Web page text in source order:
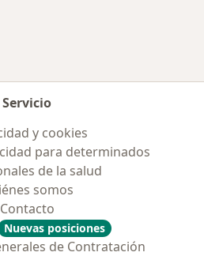
Servicio
y cookies
para determinados
de la salud
somos
Contacto
Nuevas posiciones
de Contratación